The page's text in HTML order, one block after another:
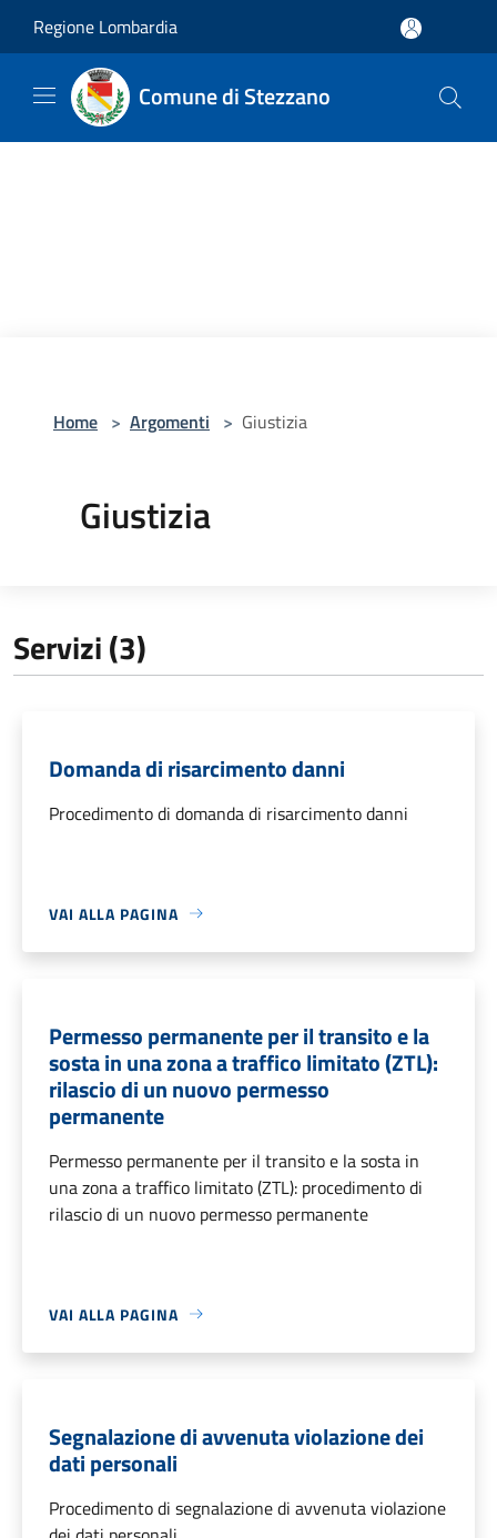
Regione Lombardia
Comune di Stezzano
Home > Argomenti > Giustizia
Giustizia
Servizi (3)
Domanda di risarcimento danni
Procedimento di domanda di risarcimento danni
VAI ALLA PAGINA
Permesso permanente per il transito e la
sosta in una zona a traffico limitato (ZTL):
rilascio di un nuovo permesso
permanente
Permesso permanente per il transito e la sosta in
una zona a traffico limitato (ZTL): procedimento di
rilascio di un nuovo permesso permanente
VAI ALLA PAGINA
Segnalazione di avvenuta violazione dei
dati personali
Procedimento di segnalazione di avvenuta violazione